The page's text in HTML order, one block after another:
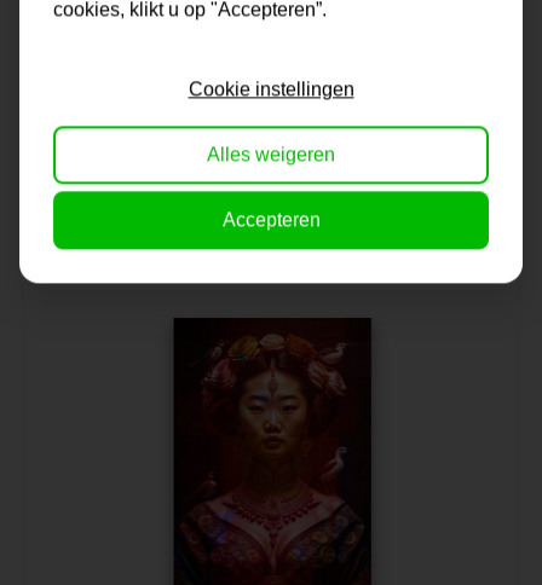
AI Digitale kunst | Queen of the Sunset
45,-
cookies, klikt u op "Accepteren”.
Cookie instellingen
Alles weigeren
Accepteren